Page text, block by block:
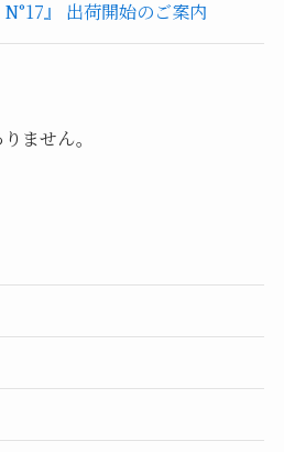
』 出荷開始のご案内
ません。